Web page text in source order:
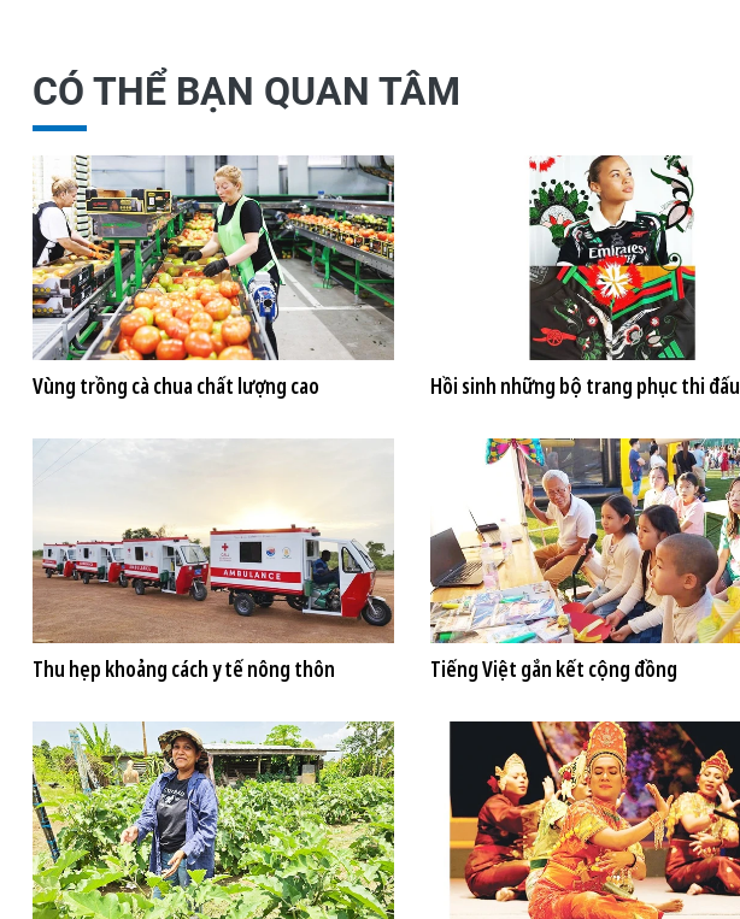
CÓ THỂ BẠN QUAN TÂM
Vùng trồng cà chua chất lượng cao Hồi sinh những bộ trang phục thi đấu
Thu hẹp khoảng cách y tế nông thôn Tiếng Việt gắn kết cộng đồng